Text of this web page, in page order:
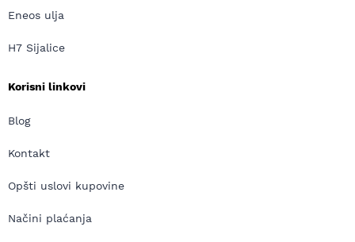
Eneos ulja
H7 Sijalice
Korisni linkovi
Blog
Kontakt
Opšti uslovi kupovine
Načini plaćanja